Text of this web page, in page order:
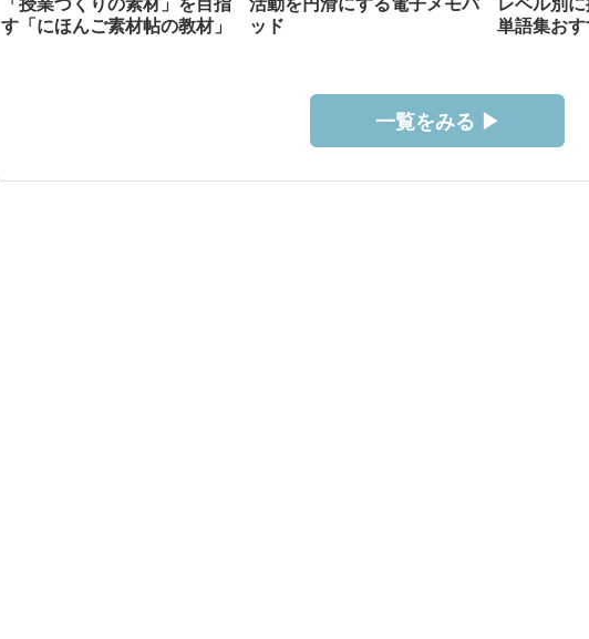
「授業づくりの素材」を目指
す「にほんご素材帖の教材」
活動を円滑にする電子メモパ
ッド
レベル別
単語集お
一覧をみる ▶︎